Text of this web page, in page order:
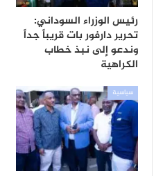
رئيس الوزراء السوداني:
تحرير دارفور بات قريباً جداً
وندعو إلى نبذ خطاب
الكراهية
سياسية